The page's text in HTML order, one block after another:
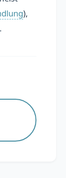
),